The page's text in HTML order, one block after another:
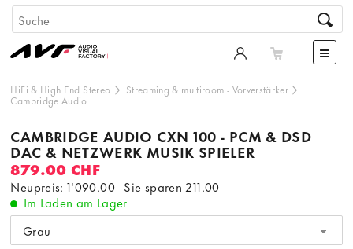
HiFi & High End Stereo Streaming & multiroom - Vorverstärker
Cambridge Audio
CAMBRIDGE AUDIO CXN 100 - PCM & DSD
DAC & NETZWERK MUSIK SPIELER
879.00 CHF
Neupreis: 1'090.00 Sie sparen211.00
Im Laden am Lager
Grau